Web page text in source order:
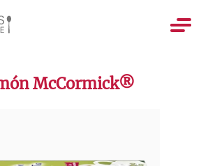
McCormick®